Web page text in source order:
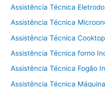
Assistência Técnica
Assistência Técnica
Assistência Técnica
Assistência Técnica forno
Assistência Técnica Fogão
Assistência Técnica